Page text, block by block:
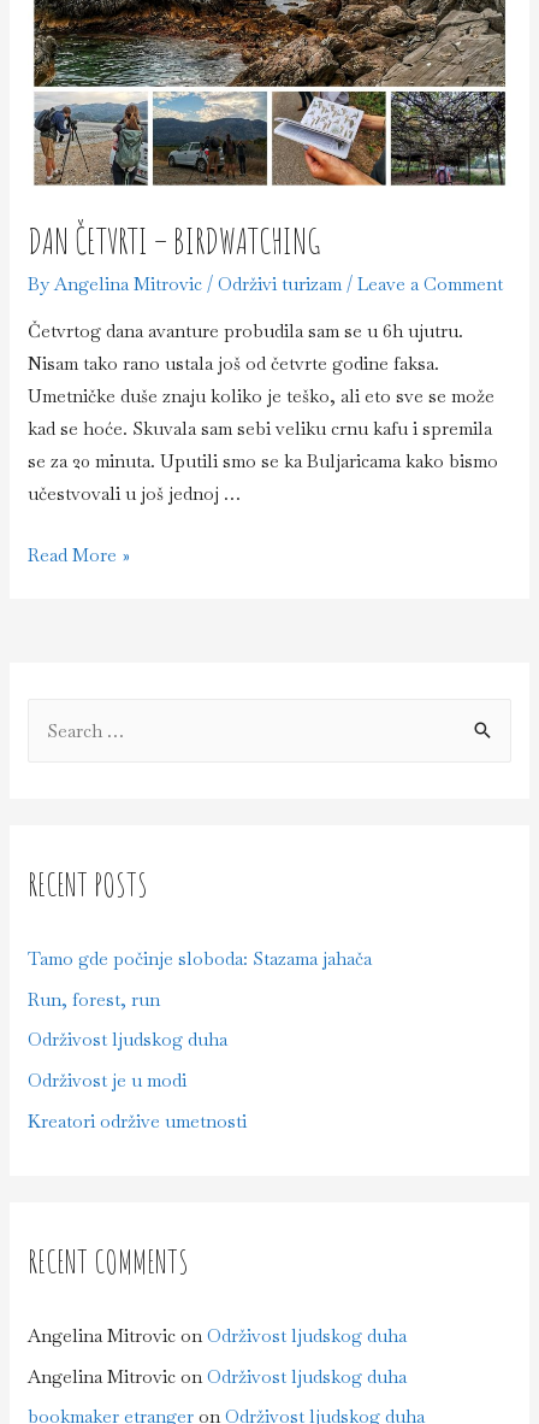
DAN ČETVRTI – BIRDWATCHING
ByAngelina Mitrovic /Održivi turizam/Leave a Comment
Četvrtog dana avanture probudila sam se u 6h ujutru.
Nisam tako rano ustala još od četvrte godine faksa.
Umetničke duše znaju koliko je teško, ali eto sve se može
kad se hoće. Skuvala sam sebi veliku crnu kafu i spremila
se za 20 minuta. Uputili smo se ka Buljaricama kako bismo
učestvovali u još jednoj …
Dan
Read More »
h
o
r
:
RECENT POSTS
Tamo gde počinje sloboda: Stazama jahača
Run, forest, run
Održivost ljudskog duha
Održivost je u modi
Kreatori održive umetnosti
RECENT COMMENTS
Angelina Mitrovic onOdrživost ljudskog duha
Angelina Mitrovic onOdrživost ljudskog duha
bookmaker etranger onOdrživost ljudskog duha